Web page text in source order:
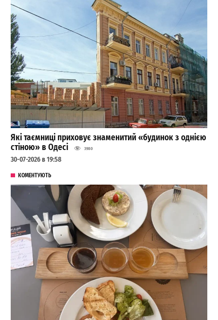
Які таємниці приховує знаменитий «будинок з однією
стіною» в Одесі
3980
30-07-2026 в 19:58
КОМЕНТУЮТЬ